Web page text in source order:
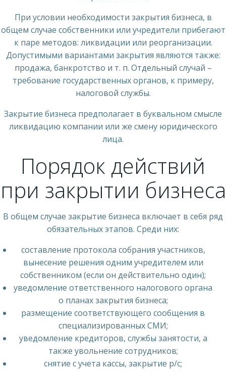
При условии необходимости закрытия бизнеса, в
общем случае собственники или учредители прибегают
к паре методов: ликвидации или реорганизации.
Допустимыми вариантами закрытия являются также:
продажа, банкротство и т. п. Отдельный случай –
требование государственных органов, к примеру,
налоговой службы.
Закрытие бизнеса предполагает в буквальном смысле
ликвидацию компании или же смену юридического
лица.
Порядок действий
при закрытии бизнеса
В общем случае закрытие бизнеса включает в себя ряд
обязательных этапов. Среди них:
составление протокола собрания участников,
вынесение решения одним учредителем или
собственником (если он действительно один);
уведомление ответственного налогового органа
о планах закрытия бизнеса;
размещение соответствующего сообщения в
специализированных СМИ;
уведомление кредиторов, службы занятости, а
также увольнение сотрудников;
снятие с учета кассы, закрытие р/с;